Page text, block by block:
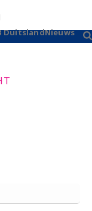
DuitslandNieuws